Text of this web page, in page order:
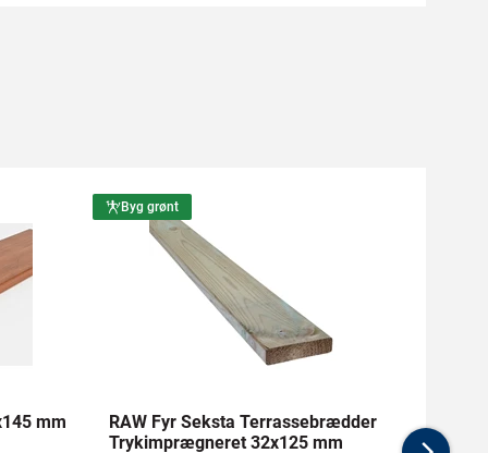
mm
Byg grønt
RAW Fyr Seksta Terrassebrædder
Trykimprægneret 32x125 mm
mm